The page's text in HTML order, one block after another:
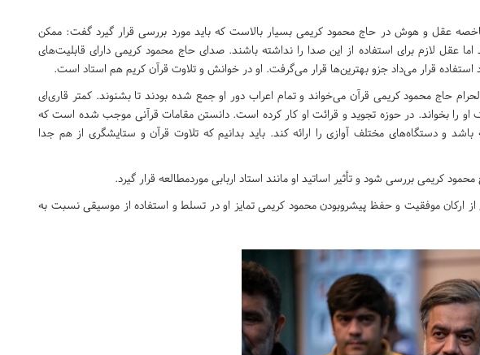
عقل و هوش در حاج محمود کریمی بسیار بالاست که باید مورد بررسی قرار گیرد گفت: ممکن
عقل لازم برای استفاده از این صدا را نداشته باشند. صدای حاج محمود کریمی دارای قابلیت‌های
قرار می‌داد جزو بهترین‌ها قرار می‌گرفت. او در خوانش و تلاوت قرآن کریم هم استاد است.
در سال ۱۳۷۴ در مسجدالحرام حاج محمود کریمی قرآن می‌خواند و تمام اعراب دور او جمع شده بودند تا بشنوند. کمتر قاری‌ای
او را بخواند. در حوزه تجوید و قرائت او کار کرده است. دانستن مقامات قرآنی موجب شده است که
و دستگاه‌های مختلف آوازی را ارائه کند. باید بدانیم که تلاوت قرآن و ستایشگری از هم جدا
کریمی بررسی شود و تأثیر اساتید او مانند استاد اربابی موردمطالعه قرار گیرد.
ارکان موفقیت و حفظ پیشروبودن محمود کریمی تمایز او در تسلط و استفاده از موسیقی نسبت به